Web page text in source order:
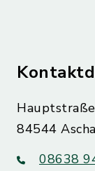
84544
08638